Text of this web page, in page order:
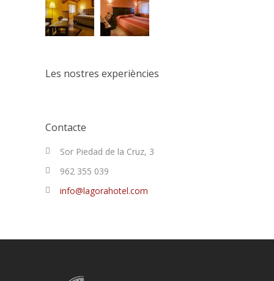
Les nostres experiències
Contacte
Sor Piedad de la Cruz, 3
962 355 039
info@lagorahotel.com